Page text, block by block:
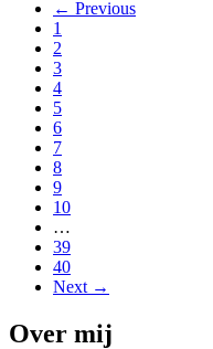
← Previous
1
2
3
4
5
6
7
8
9
10
…
39
40
Next →
Over mij